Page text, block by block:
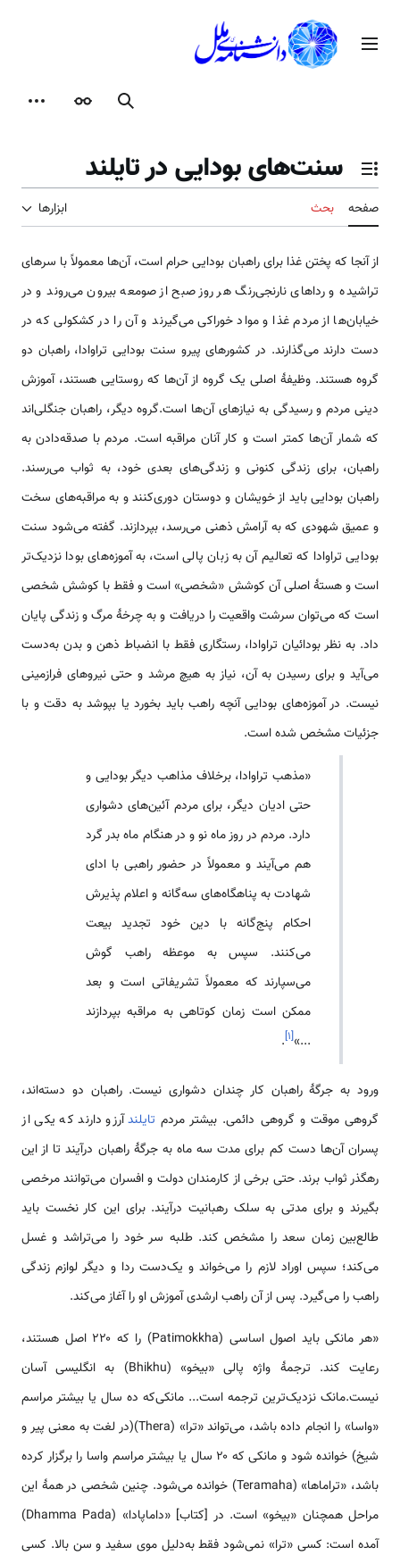
محتوامنوی اصلی
جستجوظاهر
تغییر وضعیت فهرست محتویات
سنت‌های بودایی در تایلند
صفحه بحث ابزارها
از آنجا که پختن غذا برای راهبان بودایی حرام است، آن‌ها معمولاً با سرهای
تراشیده و رداهای نارنجی‌رنگ هر روز صبح از صومعه بیرون می‌روند و در
خیابان‌ها از مردم غذا و مواد خوراکی می‌گیرند و آن را در کشکولی که در
دست دارند می‌گذارند. در کشورهای پیرو سنت بودایی تراوادا، راهبان دو
گروه هستند. وظیفۀ اصلی یک گروه از آن‌ها که روستایی هستند، آموزش
دینی مردم و رسیدگی به نیازهای آن‌ها است.گروه دیگر، راهبان جنگلی‌اند
که شمار آن‌ها کمتر است و کار آنان مراقبه است. مردم با صدقه‌دادن به
راهبان، برای زندگی کنونی و زندگی‌های بعدی خود، به ثواب می‌رسند.
راهبان بودایی باید از خویشان و دوستان دوری‌کنند و به مراقبه‌های سخت
و عمیق شهودی که به آرامش ذهنی می‌رسد، بپردازند. گفته می‌شود سنت
بودایی تراوادا که تعالیم آن به زبان پالی است، به آموزه‌های بودا نزدیک‌تر
است و هستۀ اصلی آن کوشش «شخصی» است و فقط با کوشش شخصی
است که می‌توان سرشت واقعیت را دریافت و به چرخۀ مرگ و زندگی پایان
داد. به نظر بودائیان تراوادا، رستگاری فقط با انضباط ذهن و بدن به‌دست
می‌آید و برای رسیدن به آن، نیاز به هیچ مرشد و حتی نیروهای فرازمینی
نیست. در آموزه‌های بودایی آنچه راهب باید بخورد یا بپوشد به دقت و با
جزئیات مشخص شده است.
«مذهب تراوادا، برخلاف مذاهب دیگر بودایی و
حتی ادیان دیگر، برای مردم آئین‌های دشواری
دارد. مردم در روز ماه نو و در هنگام ماه بدر گرد
هم می‌آیند و معمولاً در حضور راهبی با ادای
شهادت به پناهگاه‌های سه‌گانه و اعلام پذیرش
احکام پنج‌گانه با دین خود تجدید بیعت
می‌کنند. سپس به موعظه راهب گوش
می‌سپارند که معمولاً تشریفاتی است و بعد
ممکن است زمان کوتاهی به مراقبه بپردازند
...»
[۱]
.
ورود به جرگهٔ راهبان کار چندان دشواری نیست. راهبان دو دسته‌اند،
گروهی موقت و گروهی دائمی. بیشتر مردم تایلندآرزو دارند که یکی از
پسران آن‌ها دست کم برای مدت سه ماه به جرگهٔ راهبان درآیند تا از این
رهگذر ثواب برند. حتی برخی از کارمندان دولت و افسران می‌توانند مرخصی
بگیرند و برای مدتی به سلک رهبانیت درآیند. برای این کار نخست باید
طالع‌بین زمان سعد را مشخص کند. طلبه سر خود را می‌تراشد و غسل
می‌کند؛ سپس اوراد لازم را می‌خواند و یک‌دست ردا و دیگر لوازم زندگی
راهب را می‌گیرد. پس از آن راهب ارشدی آموزش او را آغاز می‌کند.
«هر مانکی باید اصول اساسی (Patimokkha) را که ۲۲۰ اصل هستند،
رعایت کند. ترجمهٔ واژه پالی «بیخو» (Bhikhu) به انگلیسی آسان
نیست.مانک نزدیک‌ترین ترجمه است... مانکی‌که ده سال یا بیشتر مراسم
«واسا» را انجام داده باشد، می‌تواند «ترا» (Thera)(در لغت به معنی پیر و
شیخ) خوانده شود و مانکی که ۲۰ سال یا بیشتر مراسم واسا را برگزار کرده
باشد، «تراماها» (Teramaha) خوانده می‌شود. چنین شخصی در همهٔ این
مراحل همچنان «بیخو» است. در [کتاب] «داماپادا» (Dhamma Pada)
آمده است: کسی «ترا» نمی‌شود فقط به‌دلیل موی سفید و سن بالا. کسی